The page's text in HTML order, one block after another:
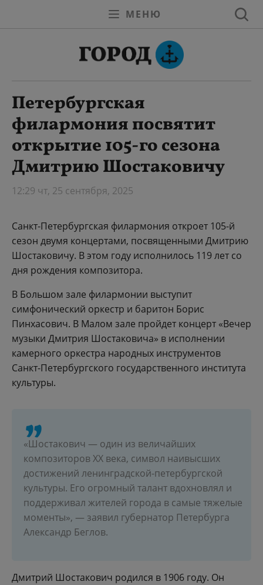
МЕНЮ
Петербургская
филармония посвятит
открытие 105-го сезона
Дмитрию Шостаковичу
12:29 чт, 25 сентября, 2025
Санкт-Петербургская филармония откроет 105-й
сезон двумя концертами, посвященными Дмитрию
Шостаковичу. В этом году исполнилось 119 лет со
дня рождения композитора.
В Большом зале филармонии выступит
симфонический оркестр и баритон Борис
Пинхасович. В Малом зале пройдет концерт «Вечер
музыки Дмитрия Шостаковича» в исполнении
камерного оркестра народных инструментов
Санкт-Петербургского государственного института
культуры.
«Шостакович — один из величайших
композиторов XX века, символ наивысших
достижений ленинградской-петербургской
культуры. Его огромный талант вдохновлял и
поддерживал жителей города в самые тяжелые
моменты», — заявил губернатор Петербурга
Александр Беглов.
Дмитрий Шостакович родился в 1906 году. Он